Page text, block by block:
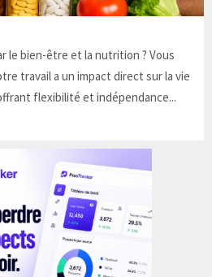
le bien-être et la nutrition ? Vous
travail a un impact direct sur la vie
flexibilité et indépendance...